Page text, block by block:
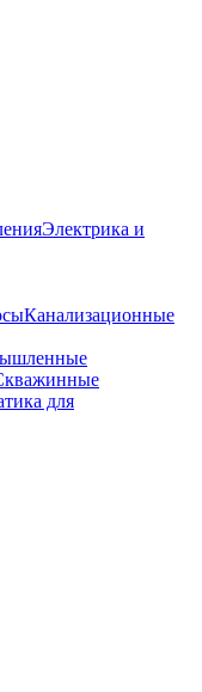
Электрика и
Канализационные
для